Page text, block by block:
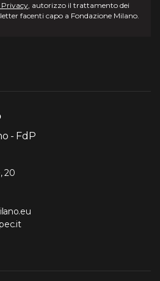
, autorizzo il trattamento dei
facenti capo a Fondazione Milano.
- FdP
20